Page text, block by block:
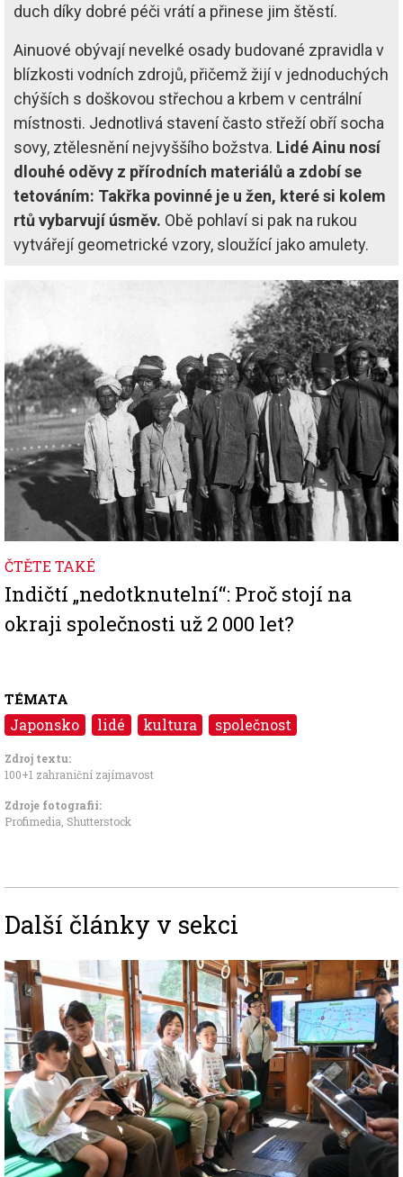
duch díky dobré péči vrátí a přinese jim štěstí.
Ainuové obývají nevelké osady budované zpravidla v
blízkosti vodních zdrojů, přičemž žijí v jednoduchých
chýších s doškovou střechou a krbem v centrální
místnosti. Jednotlivá stavení často střeží obří socha
sovy, ztělesnění nejvyššího božstva. Lidé Ainu nosí
dlouhé oděvy z přírodních materiálů a zdobí se
tetováním: Takřka povinné je u žen, které si kolem
rtů vybarvují úsměv. Obě pohlaví si pak na rukou
vytvářejí geometrické vzory, sloužící jako amulety.
ČTĚTE TAKÉ
Indičtí „nedotknutelní“: Proč stojí na
okraji společnosti už 2 000 let?
TÉMATA
Japonsko lidé kultura společnost
Zdroj textu:
100+1 zahraniční zajímavost
Zdroje fotografii:
Profimedia, Shutterstock
Další články v sekci
Image